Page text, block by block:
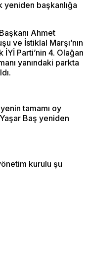
başkanlığa
Ahmet
ve İstiklal Marşı’nın
İYİ Parti’nin 4. Olağan
yanındaki parkta
tamamı oy
Baş yeniden
kurulu şu